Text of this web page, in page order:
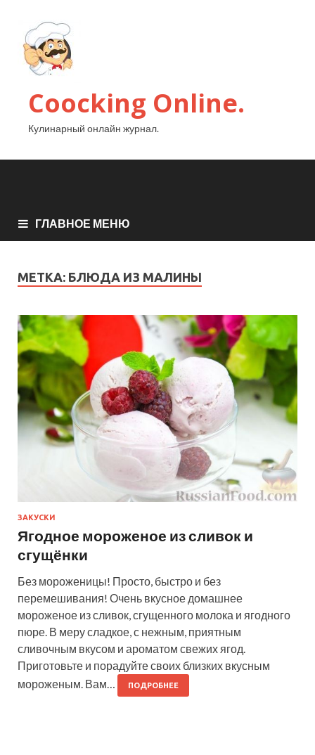
Coocking Online.
Кулинарный онлайн журнал.
ГЛАВНОЕ МЕНЮ
МЕТКА: БЛЮДА ИЗ МАЛИНЫ
ЗАКУСКИ
Ягодное мороженое из сливок и
сгущёнки
Без мороженицы! Просто, быстро и без
перемешивания! Очень вкусное домашнее
мороженое из сливок, сгущенного молока и ягодного
пюре. В меру сладкое, с нежным, приятным
сливочным вкусом и ароматом свежих ягод.
Приготовьте и порадуйте своих близких вкусным
мороженым. Вам…
ПОДРОБНЕЕ